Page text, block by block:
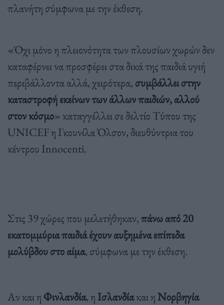
πλανήτη σύμφωνα με την έκθεση.
«Όχι μόνο η πλειονότητα των πλουσίων χωρών δεν
καταφέρνει να προσφέρει στα δικά της παιδιά υγιή
περιβάλλοντα αλλά, χειρότερα, συμβάλλει στην
καταστροφή εκείνων των άλλων παιδιών, αλλού
στον κόσμο» καταγγέλλει σε δελτίο Τύπου της
UNICEF η Γκουνίλα Όλσον, διευθύντρια του
κέντρου Innocenti.
Στις 39 χώρες που μελετήθηκαν,πάνω από 20
εκατομμύρια παιδιά έχουν αυξημένα επίπεδα
μολύβδου στο αίμα, σύμφωνα με την έκθεση.
Αν και η Φινλανδία, ηΙσλανδίακαι ηΝορβηγία